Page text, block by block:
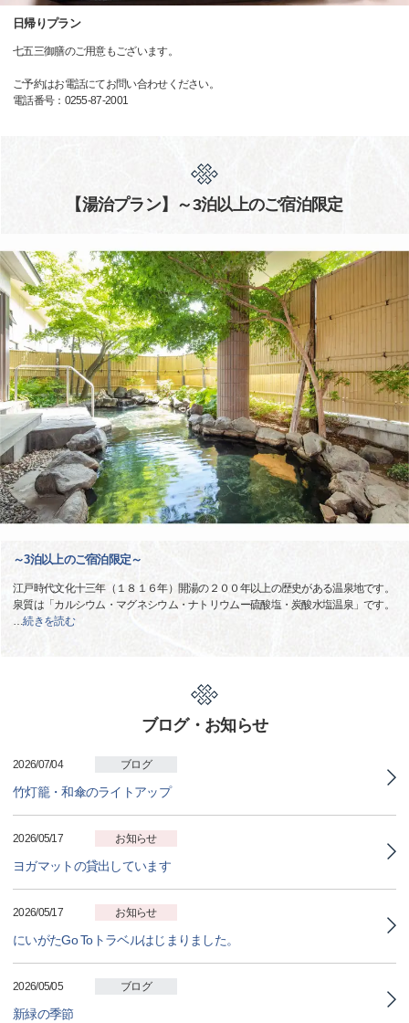
日帰りプラン
七五三御膳のご用意もございます。
ご予約はお電話にてお問い合わせください。
電話番号：0255-87-2001
【湯治プラン】～3泊以上のご宿泊限定
～3泊以上のご宿泊限定～
江戸時代文化十三年（１８１６年）開湯の２００年以上の歴史がある温泉地です。
泉質は「カルシウム・マグネシウム・ナトリウムー硫酸塩・炭酸水塩温泉」です。
…続きを読む
ブログ・お知らせ
2026/07/04 ブログ
竹灯籠・和傘のライトアップ
2026/05/17 お知らせ
ヨガマットの貸出しています
2026/05/17 お知らせ
にいがたGo Toトラベルはじまりました。
2026/05/05 ブログ
新緑の季節